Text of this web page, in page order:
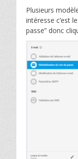
Plusieurs
intéresse c’est
passe” donc